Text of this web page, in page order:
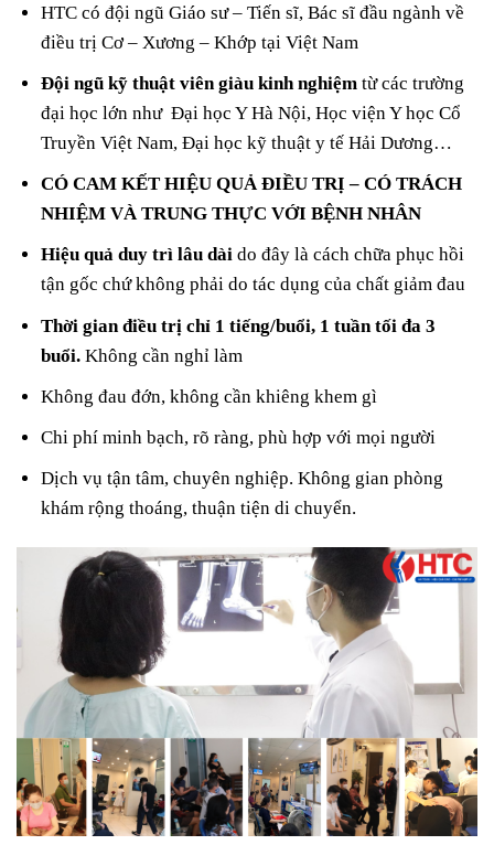
HTC có đội ngũ Giáo sư – Tiến sĩ, Bác sĩ đầu ngành về
điều trị Cơ – Xương – Khớp tại Việt Nam
Đội ngũ kỹ thuật viên giàu kinh nghiệm từ các trường
đại học lớn như Đại học Y Hà Nội, Học viện Y học Cổ
Truyền Việt Nam, Đại học kỹ thuật y tế Hải Dương…
CÓ CAM KẾT HIỆU QUẢ ĐIỀU TRỊ – CÓ TRÁCH
NHIỆM VÀ TRUNG THỰC VỚI BỆNH NHÂN
Hiệu quả duy trì lâu dài do đây là cách chữa phục hồi
tận gốc chứ không phải do tác dụng của chất giảm đau
Thời gian điều trị chỉ 1 tiếng/buổi, 1 tuần tối đa 3
buổi. Không cần nghỉ làm
Không đau đớn, không cần khiêng khem gì
Chi phí minh bạch, rõ ràng, phù hợp với mọi người
Dịch vụ tận tâm, chuyên nghiệp. Không gian phòng
khám rộng thoáng, thuận tiện di chuyển.